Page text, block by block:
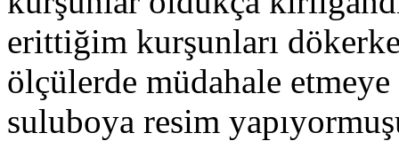
erittiğim kurşunları
ölçülerde müdahale etmeye
suluboya resim